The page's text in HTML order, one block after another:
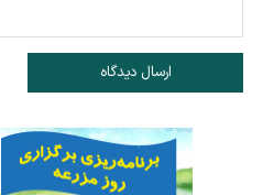
ارسال دیدگاه